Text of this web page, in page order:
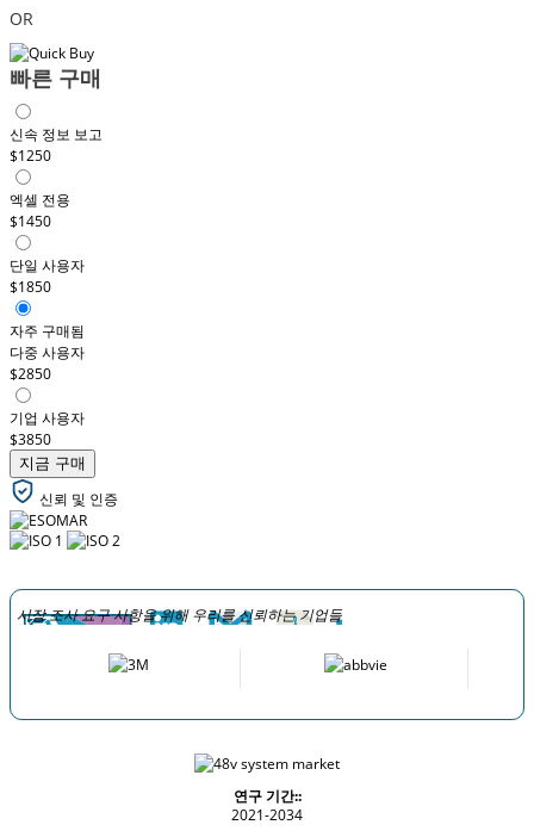
OR
빠른 구매
신속 정보 보고
$1250
엑셀 전용
$1450
단일 사용자
$1850
자주 구매됨
다중 사용자
$2850
기업 사용자
$3850
지금 구매
신뢰 및 인증
시장 조사 요구 사항을 위해 우리를 신뢰하는 기업들
연구 기간::
2021-2034